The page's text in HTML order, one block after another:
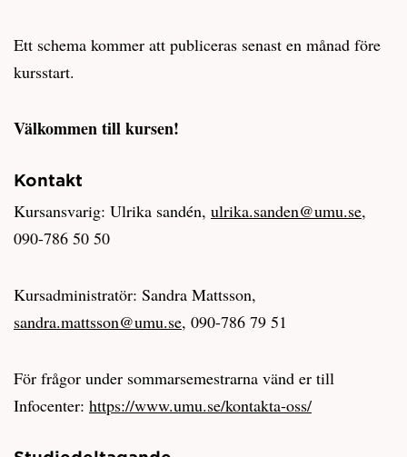
Ett schema kommer att publiceras senast en månad före
kursstart.
Välkommen till kursen!
Kontakt
Kursansvarig: Ulrika sandén, ulrika.sanden@umu.se,
090-786 50 50
Kursadministratör: Sandra Mattsson,
sandra.mattsson@umu.se, 090-786 79 51
För frågor under sommarsemestrarna vänd er till
Infocenter: https://www.umu.se/kontakta-oss/